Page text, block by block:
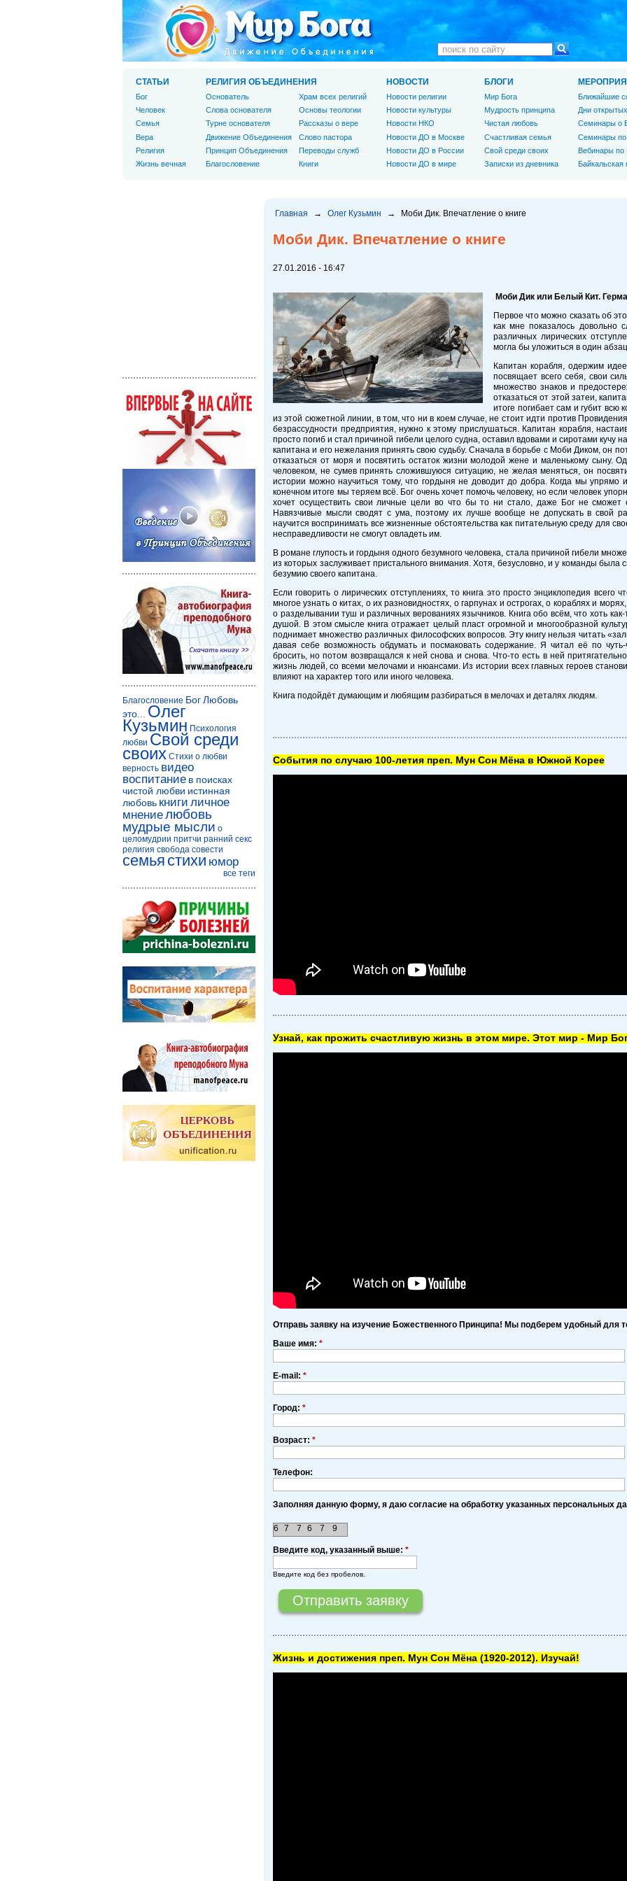
Главная → Олег Кузьмин → Моби Дик. Впечатление о книге
Моби Дик. Впечатление о книге
27.01.2016 - 16:47
Моби Дик или Белый Кит.
Первое что можно сказать об
как мне показалось довольно
различных лирических
могла бы уложиться в один
Капитан корабля, одержим
посвящает всего себя, свои
множество знаков и
отказаться от этой затеи,
итоге погибает сам и губит всю
из этой сюжетной линии, в том, что ни в коем случае, не стоит идти против
безрассудности предприятия, нужно к этому прислушаться. Капитан корабля,
просто погиб и стал причиной гибели целого судна, оставил вдовами и сиротами кучу
капитана и его нежелания принять свою судьбу. Сначала в борьбе с Моби Диком, он
отказаться от моря и посвятить остаток жизни молодой жене и маленькому сыну.
человеком, не сумев принять сложившуюся ситуацию, не желая меняться, он
истории можно научиться тому, что гордыня не доводит до добра. Когда мы
конечном итоге мы теряем всё. Бог очень хочет помочь человеку, но если человек
хочет осуществить свои личные цели во что бы то ни стало, даже Бог не сможет
Навязчивые мысли сводят с ума, поэтому их лучше вообще не допускать в свой
научится воспринимать все жизненные обстоятельства как питательную среду для
несправедливости не смогут овладеть им.
В романе глупость и гордыня одного безумного человека, стала причиной гибели
из которых заслуживает пристального внимания. Хотя, безусловно, и у команды была
безумию своего капитана.
Если говорить о лирических отступлениях, то книга это просто энциклопедия
многое узнать о китах, о их разновидностях, о гарпунах и острогах, о кораблях и
о разделывании туш и различных верованиях язычников. Книга обо всём, что хоть
душой. В этом смысле книга отражает целый пласт огромной и многообразной
поднимает множество различных философских вопросов. Эту книгу нельзя читать
давая себе возможность обдумать и посмаковать содержание. Я читал её по
бросить, но потом возвращался к ней снова и снова. Что-то есть в ней
жизнь людей, со всеми мелочами и нюансами. Из истории всех главных героев
влияют на характер того или иного человека.
Книга подойдёт думающим и любящим разбираться в мелочах и деталях людям.
Cобытия по случаю 100-летия преп. Мун Сон Мёна в Южной Корее
Узнай, как прожить счастливую жизнь в этом мире. Этот мир - Мир
Отправь заявку на изучение Божественного Принципа! Мы подберем удобный для
Ваше имя: *
E-mail: *
Город: *
Возраст: *
Телефон:
Заполняя данную форму, я даю согласие на обработку указанных персональных
6 7 7 6 9
7
Введите код, указанный выше: *
Введите код без пробелов.
Жизнь и достижения преп. Мун Сон Мёна (1920-2012). Изучай!
СТАТЬИ
Бог
Человек
Cемья
Вера
Религия
Жизнь вечная
РЕЛИГИЯ ОБЪЕДИНЕНИЯ
Основатель
Слова основателя
Турне основателя
Движение Объединения
Принцип Объединения
Благословение
Храм всех религий
Основы теологии
Рассказы о вере
Слово пастора
Переводы служб
Книги
НОВОСТИ
Новости религии
Новости культуры
Новости НКО
Новости ДО в Москве
Новости ДО в России
Новости ДО в мире
БЛОГИ
Мир Бога
Мудрость принципа
Чистая любовь
Счастливая семья
Свой среди своих
Записки из дневника
Ближайшие
Дни
Семинары о
Семинары
Вебинары по
Байкальская
Благословение БогЛюбовь
это...
Олег
Кузьмин Психология
любви Свой среди
своих Стихи о любви
верность видео
воспитание в поисках
чистой любви истинная
любовь книги личное
мнениелюбовь
мудрые мысли о
целомудрии притчи ранний секс
религия свобода совести
семья стихи юмор
все теги